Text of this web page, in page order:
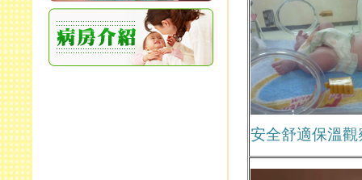
安全舒適保溫觀